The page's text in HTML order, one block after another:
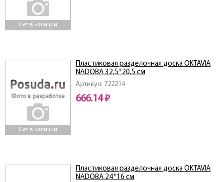
Нет в наличии
Нет в наличии
Артикул: 722214
Пластиковая разделочная доска OKTAVIA
NADOBA 32,5*20,5 см
666.14 ₽
Пластиковая разделочная доска OKTAVIA
NADOBA 24*16 см